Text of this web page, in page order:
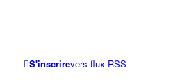
S'inscrirevers flux RSS